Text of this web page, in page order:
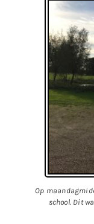
Op
school. Dit